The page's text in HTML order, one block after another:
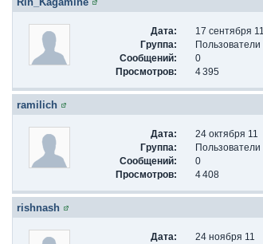
Дата:
17 сентября 11
Группа:
Пользователи
Сообщений:
0
Просмотров:
4 395
ramilich
Дата:
24 октября 11
Группа:
Пользователи
Сообщений:
0
Просмотров:
4 408
rishnash
Дата:
24 ноября 11